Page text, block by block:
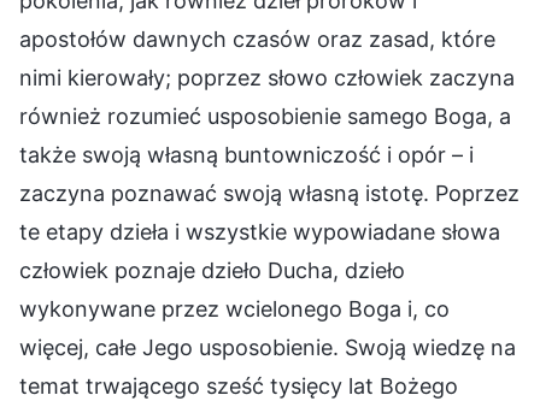
apostołów dawnych czasów oraz zasad, które
nimi kierowały; poprzez słowo człowiek zaczyna
również rozumieć usposobienie samego Boga, a
także swoją własną buntowniczość i opór – i
zaczyna poznawać swoją własną istotę. Poprzez
te etapy dzieła i wszystkie wypowiadane słowa
człowiek poznaje dzieło Ducha, dzieło
wykonywane przez wcielonego Boga i, co
więcej, całe Jego usposobienie. Swoją wiedzę na
temat trwającego sześć tysięcy lat Bożego